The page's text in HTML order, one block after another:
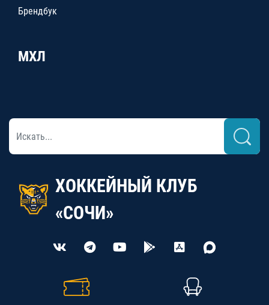
Брендбук
МХЛ
ХОККЕЙНЫЙ КЛУБ
«СОЧИ»